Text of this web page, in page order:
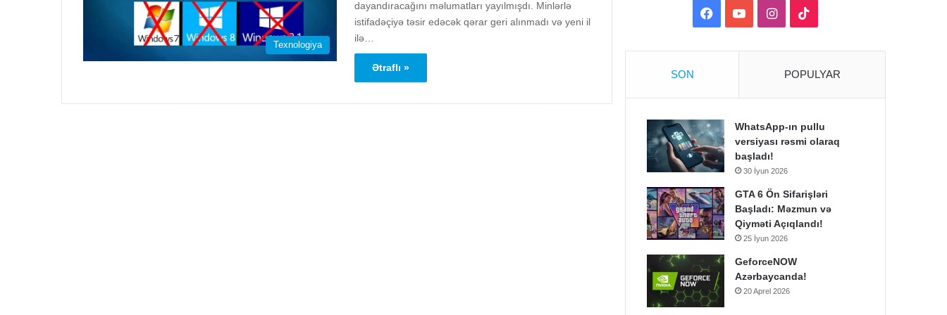
Texnologiya
dayandıracağını məlumatları yayılmışdı. Minlərlə
istifadəçiyə təsir edəcək qərar geri alınmadı və yeni il
ilə…
Ətraflı »
Facebook
YouTubeInstagram
SON POPULYAR
WhatsApp-ın pullu
versiyası rəsmi olaraq
başladı!
30 İyun 2026
GTA 6 Ön Sifarişləri
Başladı: Məzmun və
Qiyməti Açıqlandı!
25 İyun 2026
GeforceNOW
Azərbaycanda!
20 Aprel 2026